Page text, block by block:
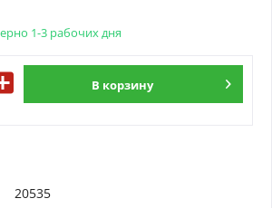
1-3 рабочих дня
В корзину
20535